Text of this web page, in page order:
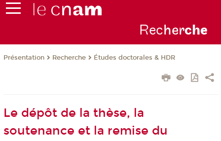
Recherche
Présentation Recherche Études doctorales & HDR
Le dépôt de la thèse, la
soutenance et la remise du